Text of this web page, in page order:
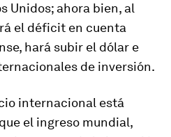
Unidos; ahora bien, al
el déficit en cuenta
hará subir el dólar e
de inversión.
internacional está
el ingreso mundial,